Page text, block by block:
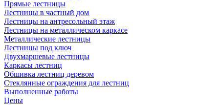
Прямые лестницы
Лестницы в частный дом
Лестницы на антресольный этаж
Лестницы на металлическом каркасе
Металлические лестницы
Лестницы под ключ
Двухмаршевые лестницы
Каркасы лестниц
Обшивка лестниц деревом
Стеклянные ограждения для лестниц
Выполненные работы
Цены